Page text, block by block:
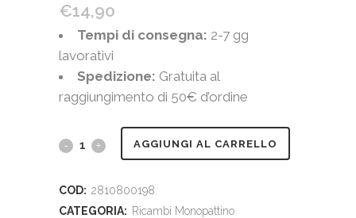
€14,90
Tempi di consegna: 2-7 gg
lavorativi
Spedizione: Gratuita al
raggiungimento di 50€ d’ordine
Camera
8,5
AGGIUNGI AL CARRELLO
COD: 2810800198
CATEGORIA: Ricambi Monopattino